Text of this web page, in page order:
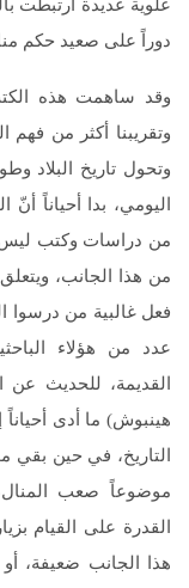
علوية عديدة ارتبطت
دوراً على صعيد حكم
وقد ساهمت هذه
وتقريبنا أكثر من فهم
وتحول تاريخ البلاد
اليومي، بدا أحياناً
من دراسات وكتب ليس
من هذا الجانب،
عدد من هؤلاء
القديمة، للحديث عن
هينبوش) ما أدى أحياناً
التاريخ، في حين بقي
موضوعاً صعب
القدرة على القيام
هذا الجانب ضعيفة،